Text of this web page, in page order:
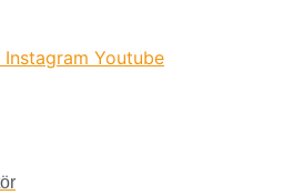
Instagram Youtube